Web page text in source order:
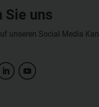
Sie uns
unseren Social Media